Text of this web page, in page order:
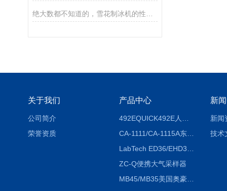
关于我们
公司简介
荣誉资质
产品中心
CA-1111/CA-1115A东京理化EYELA CA-1111/CA-1115A冷却水循环装置
ZC-Q便携大气采样器
MB45/MB35美国奥豪斯OHAUS MB45/MB35卤素红外水分测定仪
新
新闻
技术